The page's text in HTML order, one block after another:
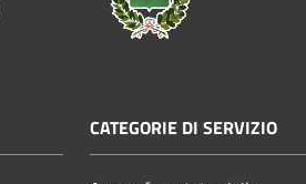
CATEGORIE DI SERVIZIO